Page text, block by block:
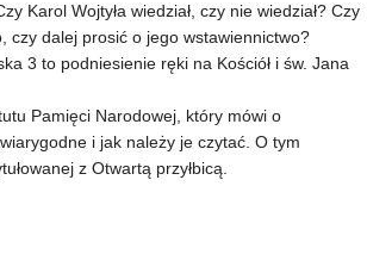
Karol Wojtyła wiedział, czy nie wiedział? Czy
czy dalej prosić o jego wstawiennictwo?
3 to podniesienie ręki na Kościół i św. Jana
Pamięci Narodowej, który mówi o
i jak należy je czytać. O tym
z Otwartą przyłbicą.